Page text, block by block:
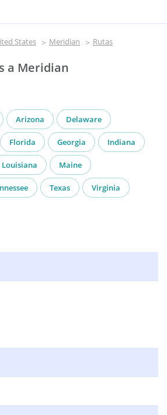
States Meridian Rutas
a Meridian
Arizona Delaware
Florida Georgia Indiana
Louisiana Maine
Texas Virginia